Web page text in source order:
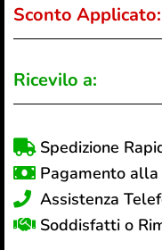
Sconto Applicato:
Ricevilo a:
Spedizione
Pagamento alla
Assistenza
Soddisfatti o